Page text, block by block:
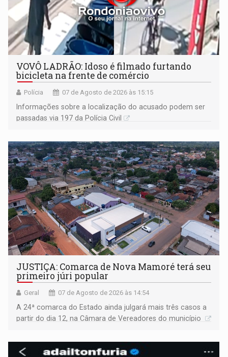
VOVÔ LADRÃO: Idoso é filmado furtando
bicicleta na frente de comércio
Polícia 07 de Agosto de 2026 às 15:15
Informações sobre a localização do acusado podem ser
passadas via 197 da Polícia Civil
JUSTIÇA: Comarca de Nova Mamoré terá seu
primeiro júri popular
Geral 07 de Agosto de 2026 às 14:54
A 24ª comarca do Estado ainda julgará mais três casos a
partir do dia 12, na Câmara de Vereadores do município